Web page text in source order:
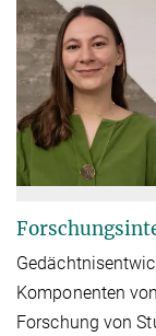
Komponenten
Forschung von